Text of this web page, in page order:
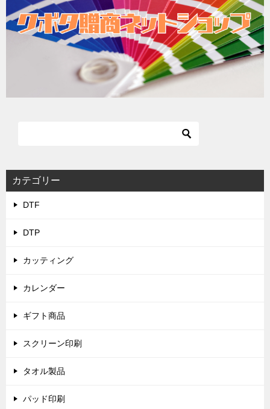
カテゴリー
DTF
DTP
カッティング
カレンダー
ギフト商品
スクリーン印刷
タオル製品
パッド印刷